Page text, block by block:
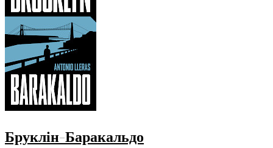
Бруклін-Баракальдо